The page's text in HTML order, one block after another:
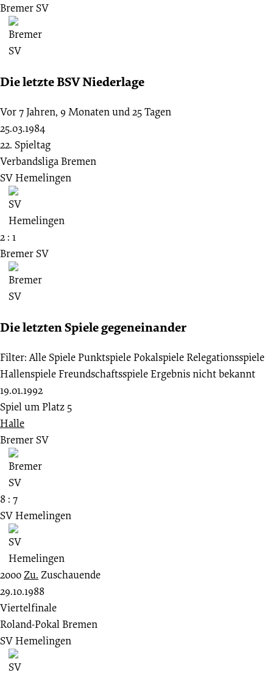
Bremer SV
Die letzte BSV Niederlage
Vor 7 Jahren, 9 Monaten und 25 Tagen
25.03.1984
22. Spieltag
Verbandsliga Bremen
SV Hemelingen
2 : 1
Bremer SV
Die letzten Spiele gegeneinander
Filter: Alle SpielePunktspielePokalspieleRelegationsspiele
HallenspieleFreundschaftsspieleErgebnis nicht bekannt
19.01.1992
Spiel um Platz 5
Halle
Bremer SV
8 : 7
SV Hemelingen
2000Zu. Zuschauende
29.10.1988
Viertelfinale
Roland-Pokal Bremen
SV Hemelingen